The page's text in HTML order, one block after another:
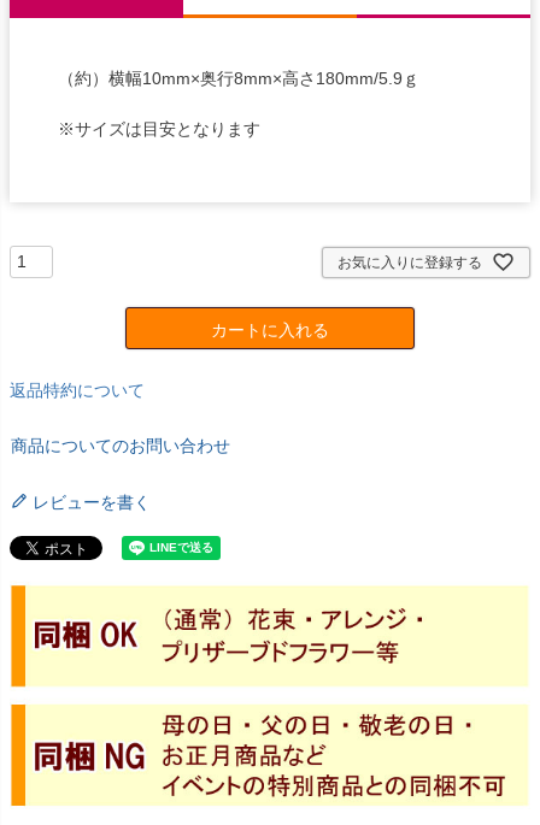
（約）横幅10mm×奥行8mm×高さ180mm/5.9ｇ
※サイズは目安となります
お気に入りに登録する
カートに入れる
返品特約について
商品についてのお問い合わせ
レビューを書く